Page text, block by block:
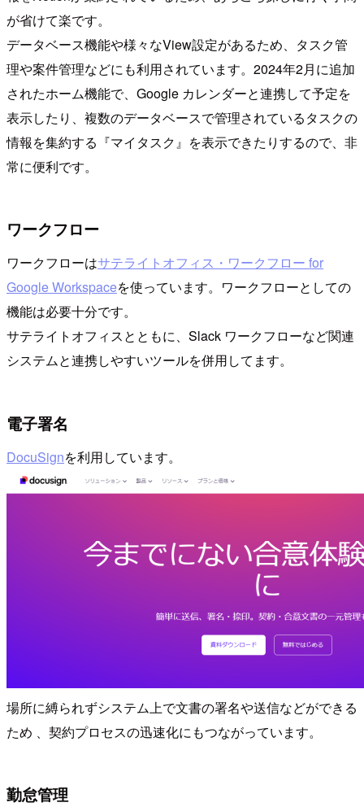
が省けて楽です。
データベース機能や様々なView設定があるため、タスク管
理や案件管理などにも利用されています。2024年2月に追加
されたホーム機能で、Google カレンダーと連携して予定を
表示したり、複数のデータベースで管理されているタスクの
情報を集約する『マイタスク』を表示できたりするので、非
常に便利です。
ワークフロー
ワークフローはサテライトオフィス・ワークフロー for
Google Workspaceを使っています。ワークフローとしての
機能は必要十分です。
サテライトオフィスとともに、Slack ワークフローなど関連
システムと連携しやすいツールを併用してます。
電子署名
DocuSignを利用しています。
場所に縛られずシステム上で文書の署名や送信などができる
ため 、契約プロセスの迅速化にもつながっています。
勤怠管理